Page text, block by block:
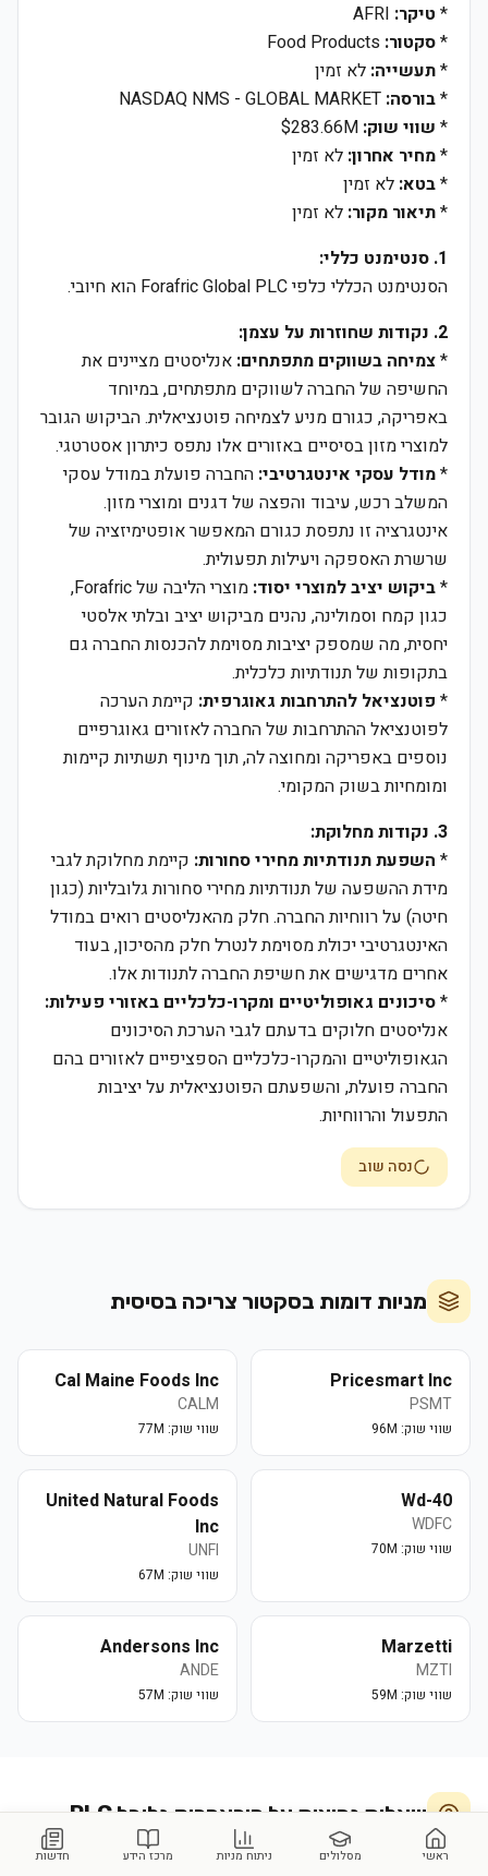
* טיקר:
*סקטור:
*תעשייה: לא זמין
*בורסה:
* שווי שוק:
*מחיר אחרון: לא זמין
*בטא: לא זמין
*תיאור מקור: לא זמין
1. סנטימנט כללי:
הסנטימנט הכללי כלפי Forafric Global PLC הוא חיובי.
2. נקודות שחוזרות על עצמן:
*צמיחה בשווקים מתפתחים: אנליסטים מציינים את
החשיפה של החברה לשווקים מתפתחים, במיוחד
באפריקה, כגורם מניע לצמיחה פוטנציאלית. הביקוש הגובר
למוצרי מזון בסיסיים באזורים אלו נתפס כיתרון אסטרטגי.
*מודל עסקי אינטגרטיבי: החברה פועלת במודל עסקי
המשלב רכש, עיבוד והפצה של דגנים ומוצרי מזון.
אינטגרציה זו נתפסת כגורם המאפשר אופטימיזציה של
שרשרת האספקה ויעילות תפעולית.
*ביקוש יציב למוצרי יסוד:
מוצרי הליבה של Forafric,
כגון קמח וסמולינה, נהנים מביקוש יציב ובלתי אלסטי
יחסית, מה שמספק יציבות מסוימת להכנסות החברה גם
בתקופות של תנודתיות כלכלית.
* פוטנציאל להתרחבות גאוגרפית: קיימת הערכה
לפוטנציאל ההתרחבות של החברה לאזורים גאוגרפיים
נוספים באפריקה ומחוצה לה, תוך מינוף תשתיות קיימות
ומומחיות בשוק המקומי.
3. נקודות מחלוקת:
* השפעת תנודתיות מחירי סחורות: קיימת מחלוקת לגבי
מידת ההשפעה של תנודתיות מחירי סחורות גלובליות (כגון
חיטה) על רווחיות החברה. חלק מהאנליסטים רואים במודל
האינטגרטיבי יכולת מסוימת לנטרל חלק מהסיכון, בעוד
אחרים מדגישים את חשיפת החברה לתנודות אלו.
*סיכונים גאופוליטיים ומקרו-כלכליים באזורי פעילות:
אנליסטים חלוקים בדעתם לגבי הערכת הסיכונים
הגאופוליטיים והמקרו-כלכליים הספציפיים לאזורים בהם
החברה פועלת, והשפעתם הפוטנציאלית על יציבות
התפעול והרווחיות.
נסה שוב
מניות דומות בסקטור צריכה בסיסית
Pricesmart Inc
PSMT
שווי שוק: 96M
Cal Maine Foods Inc
CALM
שווי שוק: 77M
Wd-40
WDFC
שווי שוק: 70M
United Natural Foods
Inc
UNFI
שווי שוק: 67M
Marzetti
MZTI
שווי שוק: 59M
Andersons Inc
ANDE
שווי שוק: 57M
שאלות נפוצות עלפוראפריק גלובל PLC
ראשי מסלולים ניתוח מניות מרכז הידע חדשות